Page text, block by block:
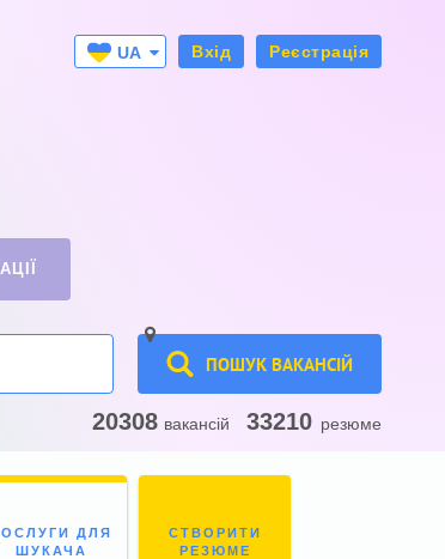
UA
Вхід Реєстрація
ПОШУК ВАКАНСІЙ
20308 вакансій 33210 резюме
ДЛЯ
ШУКАЧА
СТВОРИТИ
РЕЗЮМЕ